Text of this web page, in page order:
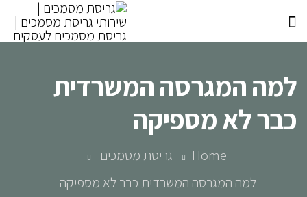
למה המגרסה המשרדית
כבר לא מספיקה
Home
גריסת מסמכים
למה המגרסה המשרדית כבר לא מספיקה